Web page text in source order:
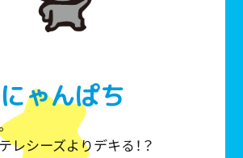
にゃんぱち
レシーズよりデキる！？